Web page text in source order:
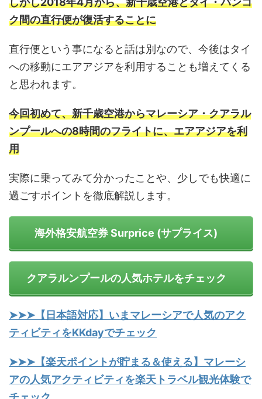
ク間の直行便が復活することに
直行便という事になると話は別なので、今後はタイ
への移動にエアアジアを利用することも増えてくる
と思われます。
今回初めて、新千歳空港からマレーシア・クアラル
ンプールへの8時間のフライトに、エアアジアを利
用
実際に乗ってみて分かったことや、少しでも快適に
過ごすポイントを徹底解説します。
海外格安航空券 Surprice (サプライス)
クアラルンプールの人気ホテルをチェック
➤➤➤【日本語対応】いまマレーシアで人気のアク
ティビティをKKdayでチェック
➤➤➤【楽天ポイントが貯まる＆使える】マレーシ
アの人気アクティビティを楽天トラベル観光体験で